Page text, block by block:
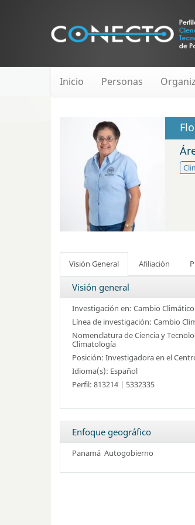
Inicio Personas
Visión General Afiliación
Visión general
Investigación en: Cambio
Línea de investigación: Cambio
Nomenclatura de Ciencia y
Climatología
Posición: Investigadora en el
Idioma(s): Español
Perfil: 813214 | 5332335
Enfoque geográfico
Panamá Autogobierno